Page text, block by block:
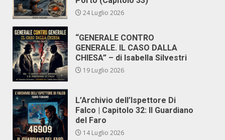
24 Luglio 2026
“GENERALE CONTRO
GENERALE. IL CASO DALLA
CHIESA” – di Isabella Silvestri
19 Luglio 2026
L’Archivio dell’Ispettore Di
Falco | Capitolo 32: Il Guardiano
del Faro
14 Luglio 2026